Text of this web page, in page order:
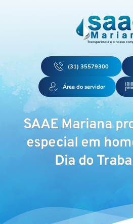
(31) 35579300
Área do servidor
SAAE Mariana
especial em
Dia do